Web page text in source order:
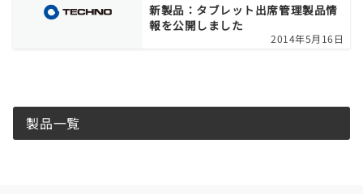
新製品：タブレット出席管理製品情
報を公開しました
2014年5月16日
製品一覧